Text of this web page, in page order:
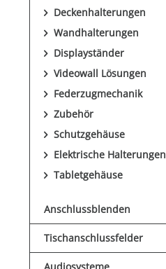
Deckenhalterungen
Wandhalterungen
Displayständer
Videowall Lösungen
Federzugmechanik
Zubehör
Schutzgehäuse
Elektrische Halterungen
Tabletgehäuse
Anschlussblenden
Tischanschlussfelder